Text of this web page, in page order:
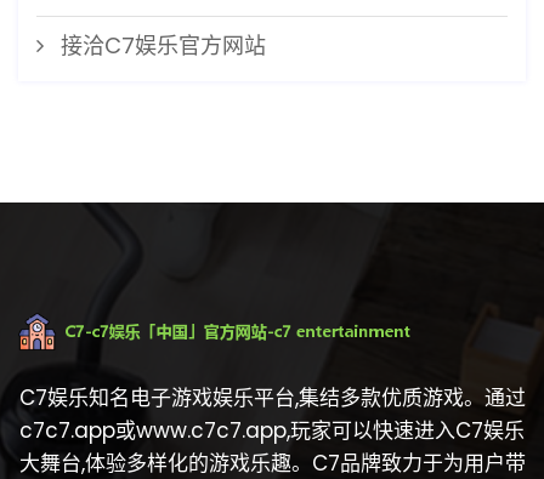
接洽C7娱乐官方网站
C7娱乐知名电子游戏娱乐平台,集结多款优质游戏。通过
c7c7.app或www.c7c7.app,玩家可以快速进入C7娱乐
大舞台,体验多样化的游戏乐趣。C7品牌致力于为用户带